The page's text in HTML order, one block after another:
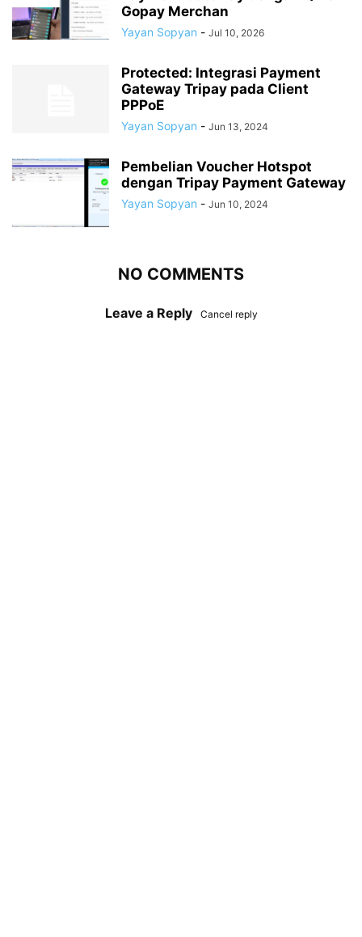
Gopay Merchan
Yayan Sopyan - Jul 10, 2026
Protected: Integrasi Payment
Gateway Tripay pada Client
PPPoE
Yayan Sopyan - Jun 13, 2024
Pembelian Voucher Hotspot
dengan Tripay Payment Gateway
Yayan Sopyan - Jun 10, 2024
NO COMMENTS
Leave a Reply Cancel reply